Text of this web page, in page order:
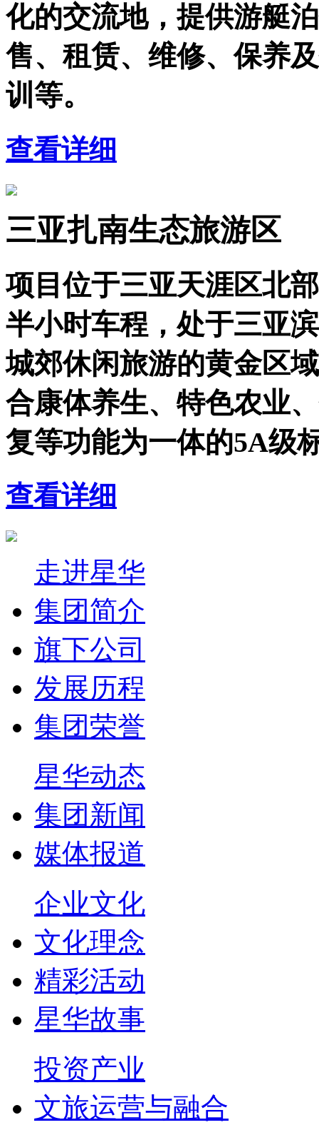
化的交流地，提供游艇
售、租赁、维修、保养
训等。
查看详细
三亚扎南生态旅游区
项目位于三亚天涯区北
半小时车程，处于三亚
城郊休闲旅游的黄金区
合康体养生、特色农业
复等功能为一体的5A级
查看详细
走进星华
集团简介
旗下公司
发展历程
集团荣誉
星华动态
集团新闻
媒体报道
企业文化
文化理念
精彩活动
星华故事
投资产业
文旅运营与融合